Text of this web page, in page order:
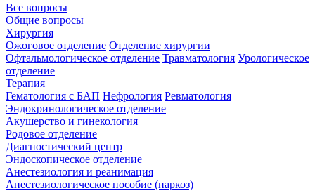
Все вопросы
Общие вопросы
Хирургия
Ожоговое отделение Отделение хирургии
Офтальмологическое отделение Травматология Урологическое
отделение
Терапия
Гематология с БАП Нефрология Ревматология
Эндокринологическое отделение
Акушерство и гинекология
Родовое отделение
Диагностический центр
Эндоскопическое отделение
Анестезиология и реанимация
Анестезиологическое пособие (наркоз)